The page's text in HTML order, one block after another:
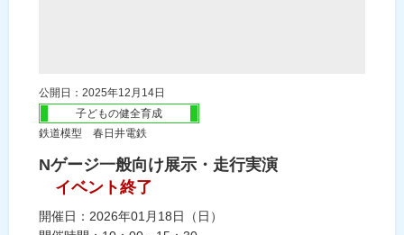
公開日：2025年12月14日
子どもの健全育成
鉄道模型 春日井電鉄
Nゲージ一般向け展示・走行実演
イベント終了
開催日：2026年01月18日（日）